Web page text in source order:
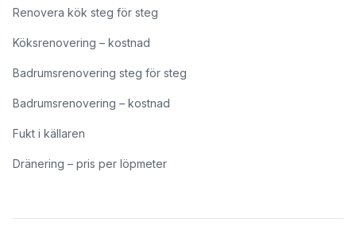
Renovera kök steg för steg
Köksrenovering – kostnad
Badrumsrenovering steg för steg
Badrumsrenovering – kostnad
Fukt i källaren
Dränering – pris per löpmeter